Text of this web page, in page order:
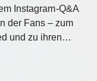
Instagram-Q&A
der Fans – zum
und zu ihren…